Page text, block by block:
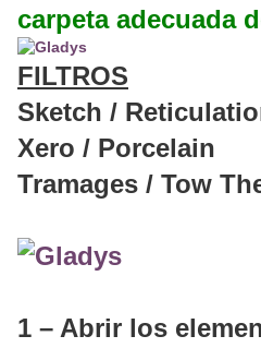
carpeta adecuada
FILTROS
Sketch /
Xero / Porcelain
Tramages / Tow
1 – Abrir los